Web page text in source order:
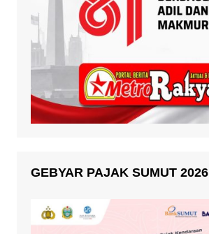
GEBYAR PAJAK SUMUT 2026